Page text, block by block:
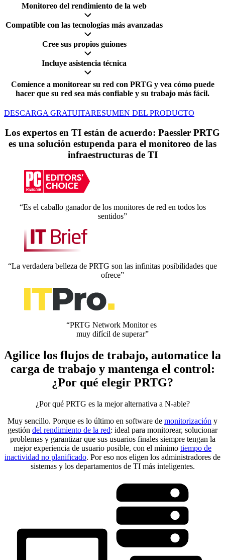
Monitoreo del rendimiento de la web
Compatible con las tecnologías más avanzadas
Cree sus propios guiones
Incluye asistencia técnica
Comience a monitorear su red con PRTG y vea cómo puede
hacer que su red sea más confiable y su trabajo más fácil.
DESCARGA GRATUITARESUMEN DEL PRODUCTO
Los expertos en TI están de acuerdo: Paessler PRTG
es una solución estupenda para el monitoreo de las
infraestructuras de TI
“Es el caballo ganador de los monitores de red en todos los
sentidos”
“La verdadera belleza de PRTG son las infinitas posibilidades que
ofrece”
“PRTG Network Monitor es
muy difícil de superar”
Agilice los flujos de trabajo, automatice la
carga de trabajo y mantenga el control:
¿Por qué elegir PRTG?
¿Por qué PRTG es la mejor alternativa a N-able?
Muy sencillo. Porque es lo último en software de monitorización y
gestión del rendimiento de la red: ideal para monitorear, solucionar
problemas y garantizar que sus usuarios finales siempre tengan la
mejor experiencia de usuario posible, con el mínimo tiempo de
inactividad no planificado. Por eso nos eligen los administradores de
sistemas y los departamentos de TI más inteligentes.